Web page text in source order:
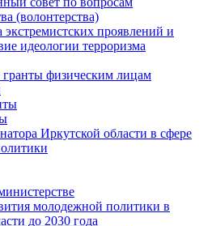
(волонтерства)
проявлений и
идеологии терроризма
гранты физическим лицам
Иркутской области в сфере
молодежной политики в
до 2030 года